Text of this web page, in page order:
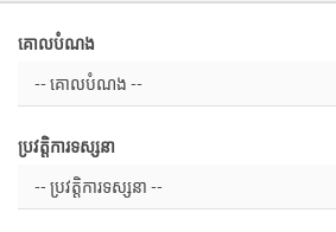
គោលបំណង
ប្រវត្តិការទស្សនា